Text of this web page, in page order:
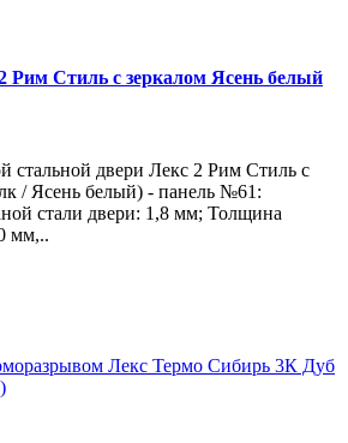
Рим Стиль с зеркалом Ясень белый
стальной двери Лекс 2 Рим Стиль с
/ Ясень белый) - панель №61:
стали двери: 1,8 мм; Толщина
мм,..